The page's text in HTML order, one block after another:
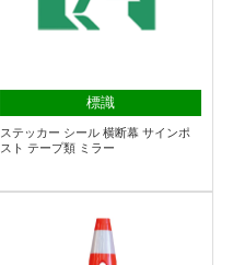
標識
ステッカー シール 横断幕 サインポ
スト テープ類 ミラー